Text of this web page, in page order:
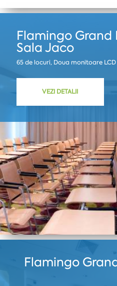
Flamingo Grand
Sala Jaco
65 de locuri, Doua monitoare LCD
VEZI DETALII
Flamingo